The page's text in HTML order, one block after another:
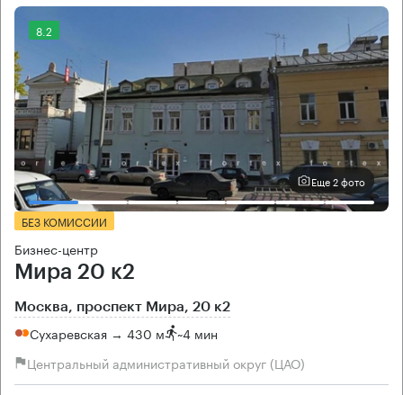
8.2
Еще 2 фото
БЕЗ КОМИССИИ
Бизнес-центр
Мира 20 к2
Москва, проспект Мира, 20 к2
Сухаревская → 430 м ~4 мин
Центральный административный округ (ЦАО)